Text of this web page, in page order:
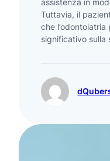
Tuttavia, il
che
significativo sulla